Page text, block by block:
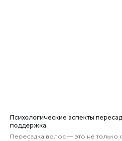
Психологические аспекты
поддержка
Пересадка волос — это не только